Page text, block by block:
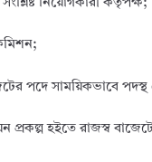
নিয়োগকারী কর্তৃপক্ষ;
পদে সাময়িকভাবে
প্রকল্প হইতে রাজস্ব